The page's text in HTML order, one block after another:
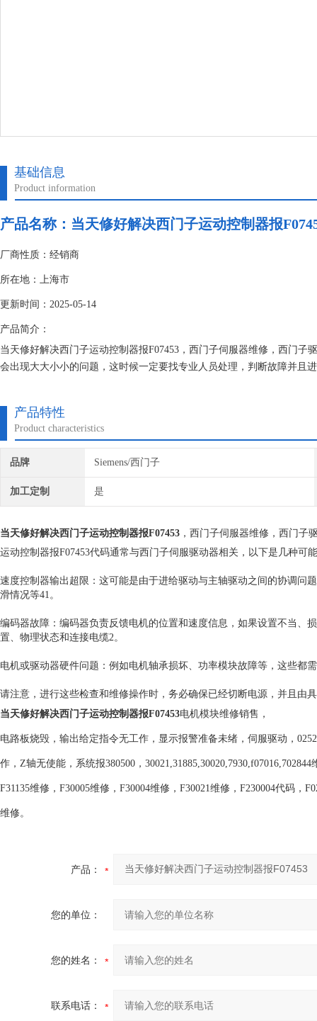
基础信息
Product information
产品名称： 当天修好解决西门子运动控制器报
厂商性质：经销商
所在地：上海市
更新时间：2025-05-14
产品简介：
当天修好解决西门子运动控制器报F07453，西门子伺服器维修，西门
会出现大大小小的问题，这时候一定要找专业人员处理，判断故障并且
产品特性
Product characteristics
品牌 Siemens/西门子
加工定制 是
当天修好解决西门子运动控制器报F07453 ，西门子伺服器维修，西门子
运动控制器报F07453代码通常与西门子伺服驱动器相关，以下是几种可
速度控制器输出超限：这可能是由于进给驱动与主轴驱动之间的协调问
滑情况等41。
编码器故障：编码器负责反馈电机的位置和速度信息，如果设置不当、
置、物理状态和连接电缆2。
电机或驱动器硬件问题：例如电机轴承损坏、功率模块故障等，这些都
请注意，进行这些检查和维修操作时，务必确保已经切断电源，并且由
当天修好解决西门子运动控制器报F07453电机模块维修销售，
电路板烧毁，输出给定指令无工作，显示报警准备未绪，伺服驱动，
作，Z轴无使能，系统报380500，
F31135维修，F30005维修，F30004维修，F30021维修，F230004代码，
维修。
产品：
您的单位：
您的姓名：
联系电话：